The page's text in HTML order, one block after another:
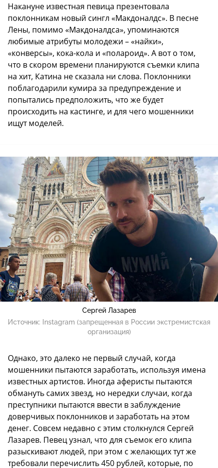
Накануне известная певица презентовала
поклонникам новый сингл «Макдоналдс». В песне
Лены, помимо «Макдоналдса», упоминаются
любимые атрибуты молодежи – «найки»,
«конверсы», кока-кола и «полароид». А вот о том,
что в скором времени планируются съемки клипа
на хит, Катина не сказала ни слова. Поклонники
поблагодарили кумира за предупреждение и
попытались предположить, что же будет
происходить на кастинге, и для чего мошенники
ищут моделей.
Сергей Лазарев
Источник:
Instagram (запрещенная в России экстремистская
организация)
Однако, это далеко не первый случай, когда
мошенники пытаются заработать, используя имена
известных артистов. Иногда аферисты пытаются
обмануть самих звезд, но нередки случаи, когда
преступники пытаются ввести в заблуждение
доверчивых поклонников и заработать на этом
денег. Совсем недавно с этим столкнулся Сергей
Лазарев. Певец узнал, что для съемок его клипа
разыскивают людей, при этом с желающих тут же
требовали перечислить 450 рублей, которые, по